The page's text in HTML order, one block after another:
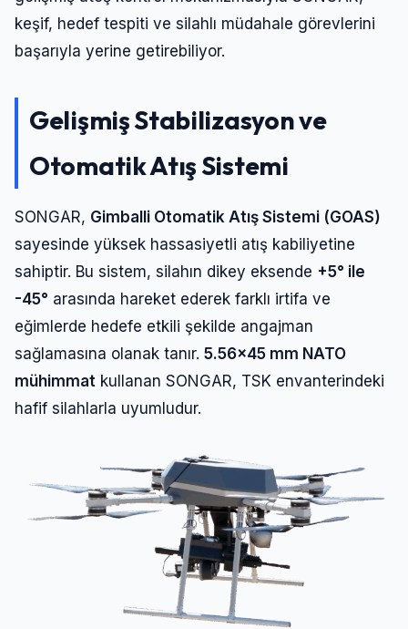
keşif, hedef tespiti ve silahlı müdahale görevlerini
başarıyla yerine getirebiliyor.
Gelişmiş Stabilizasyon ve
Otomatik Atış Sistemi
SONGAR, Gimballi Otomatik Atış Sistemi (GOAS)
sayesinde yüksek hassasiyetli atış kabiliyetine
sahiptir. Bu sistem, silahın dikey eksende +5° ile
-45° arasında hareket ederek farklı irtifa ve
eğimlerde hedefe etkili şekilde angajman
sağlamasına olanak tanır. 5.56×45 mm NATO
mühimmat kullanan SONGAR, TSK envanterindeki
hafif silahlarla uyumludur.